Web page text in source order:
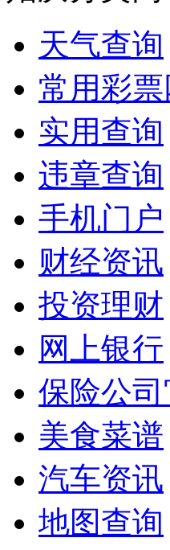
天气查询
常用彩
实用查询
违章查询
手机门户
财经资讯
投资理财
网上银行
保险公司
美食菜谱
汽车资讯
地图查询